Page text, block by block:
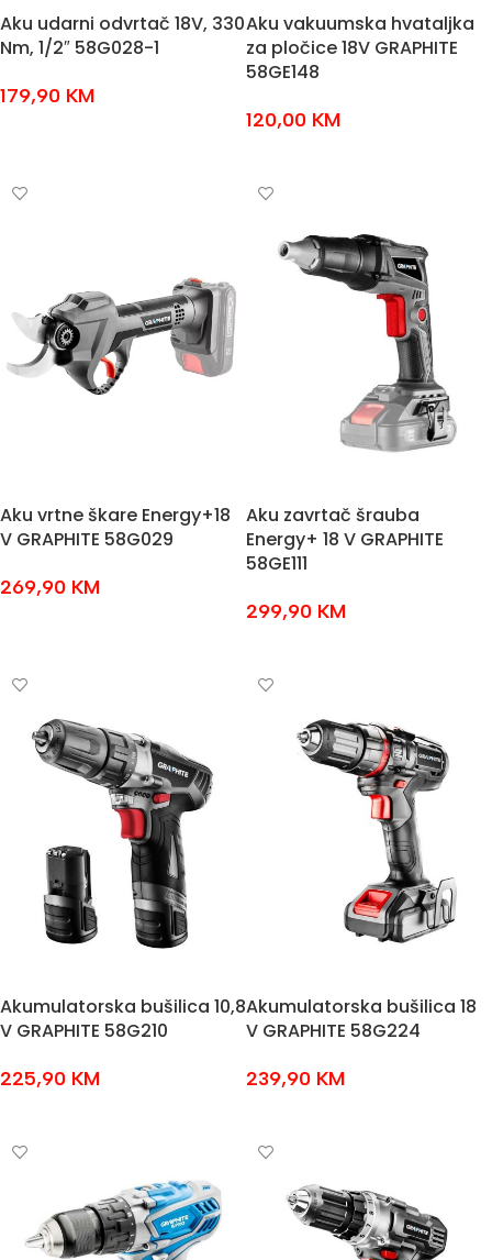
Aku udarni odvrtač 18V, 330
Nm, 1/2″ 58G028-1
179,90 KM
Aku vakuumska hvataljka
za pločice 18V GRAPHITE
58GE148
120,00 KM
Aku vrtne škare Energy+18
V GRAPHITE 58G029
269,90 KM
Aku zavrtač šrauba
Energy+ 18 V GRAPHITE
58GE111
299,90 KM
Akumulatorska bušilica 10,8
V GRAPHITE 58G210
225,90 KM
Akumulatorska bušilica 18
V GRAPHITE 58G224
239,90 KM